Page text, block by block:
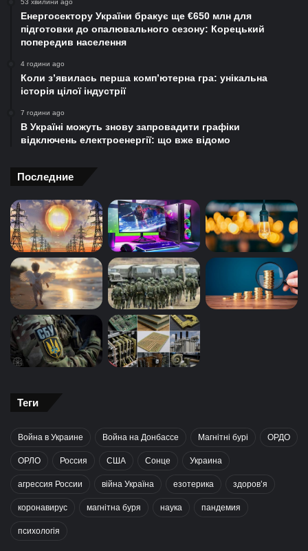
53 хвилини ago
Енергосектору України бракує ще €650 млн для
підготовки до опалювального сезону: Корецький
попередив населення
4 години ago
Коли з’явилась перша комп’ютерна гра: унікальна
історія цілої індустрії
7 години ago
В Україні можуть знову запровадити графіки
відключень електроенергії: що вже відомо
Последние
Теги
Война в Украине Война на Донбассе Магнітні бурі ОРДО
ОРЛО Россия США Сонце Украина
агрессия России війна Україна езотерика здоров’я
коронавирус магнітна буря наука пандемия
психологія